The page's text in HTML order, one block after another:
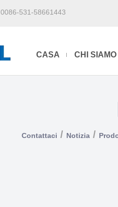
0086-531-58661443
CASA CHI SIAMO
Contattaci / Notizia /